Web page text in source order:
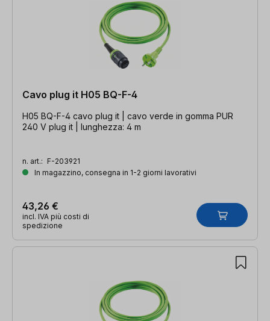
Cavo plug it H05 BQ-F-4
H05 BQ-F-4 cavo plug it | cavo verde in gomma PUR
240 V plug it | lunghezza: 4 m
n. art.: F-203921
In magazzino, consegna in 1-2 giorni lavorativi
43,26 €
incl. IVA più costi di
spedizione